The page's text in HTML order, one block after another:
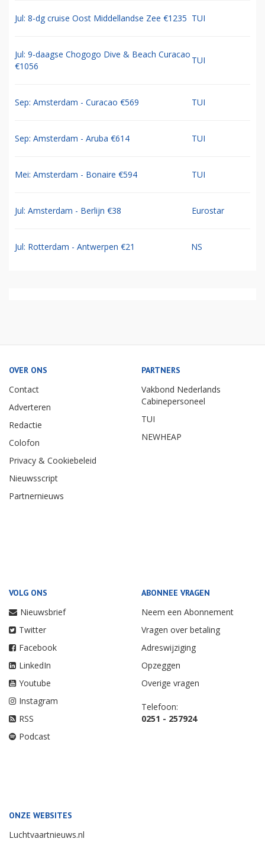
Jul: 8-dg cruise Oost Middellandse Zee €1235 TUI
Jul: 9-daagse Chogogo Dive & Beach Curacao
€1056
TUI
Sep: Amsterdam - Curacao €569 TUI
Sep: Amsterdam - Aruba €614 TUI
Mei: Amsterdam - Bonaire €594 TUI
Jul: Amsterdam - Berlijn €38 Eurostar
Jul: Rotterdam - Antwerpen €21 NS
OVER ONS
Contact
Adverteren
Redactie
Colofon
Privacy & Cookiebeleid
Nieuwsscript
Partnernieuws
PARTNERS
Vakbond Nederlands
Cabinepersoneel
TUI
NEWHEAP
VOLG ONS
Nieuwsbrief
Twitter
Facebook
LinkedIn
Youtube
Instagram
RSS
Podcast
ABONNEE VRAGEN
Neem een Abonnement
Vragen over betaling
Adreswijziging
Opzeggen
Overige vragen
Telefoon:
0251 - 257924
ONZE WEBSITES
Luchtvaartnieuws.nl